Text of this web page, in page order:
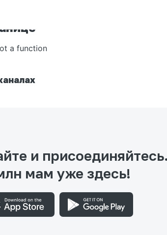
a function
и присоединяйтесь.
мам уже здесь!